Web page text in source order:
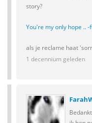
story?
You're my only hope .. -
als je reclame haat
1 decennium geleden